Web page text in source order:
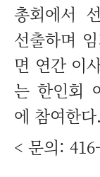
총회에서
선출하며
면 연간 이
는 한인회
에 참여한다.
< 문의: